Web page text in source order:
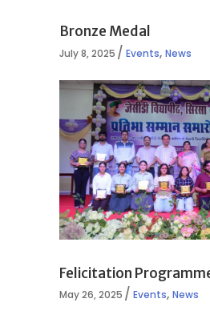
Bronze Medal
July 8, 2025 Events, News
Felicitation
May 26, 2025 Events, News